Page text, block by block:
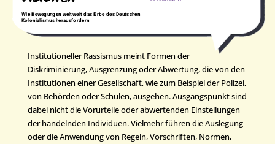
Wie Bewegungen weltweit das Erbe des Deutschen
Kolonialismus herausfordern
Rassismus
Institutioneller Rassismus meint Formen der
Diskriminierung, Ausgrenzung oder Abwertung, die von den
Institutionen einer Gesellschaft, wie zum Beispiel der Polizei,
von Behörden oder Schulen, ausgehen. Ausgangspunkt sind
dabei nicht die Vorurteile oder abwertenden Einstellungen
der handelnden Individuen. Vielmehr führen die Auslegung
oder die Anwendung von Regeln, Vorschriften, Normen,